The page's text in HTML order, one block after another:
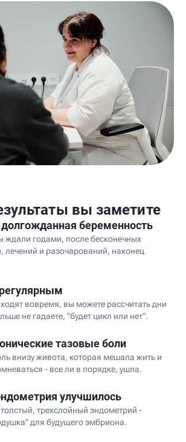
вы заметите
беременность
ждали годами, после бесконечных
лечений и разочарований, наконец
вовремя, вы можете рассчитать дни
не гадаете, "будет цикл или нет".
тазовые боли
внизу живота, которая мешала жить и
- все ли в порядке, ушла.
улучшилось
трехслойный эндометрий -
для будущего эмбриона.